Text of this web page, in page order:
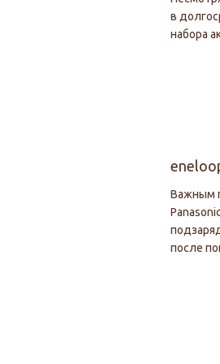
в
набора
Важным
после